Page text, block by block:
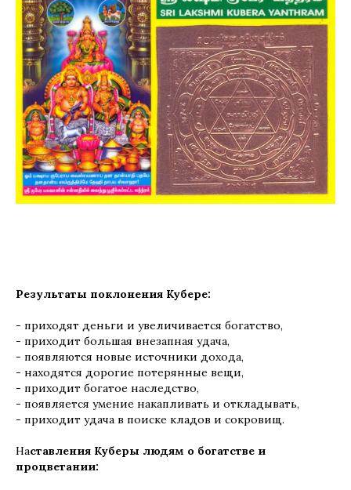
Результаты поклонения Кубере:
- приходят деньги и увеличивается богатство,
- приходит большая внезапная удача,
- появляются новые источники дохода,
- находятся дорогие потерянные вещи,
- приходит богатое наследство,
- появляется умение накапливать и откладывать,
- приходит удача в поиске кладов и сокровищ.
Наставления Куберы людям о богатстве и
процветании: